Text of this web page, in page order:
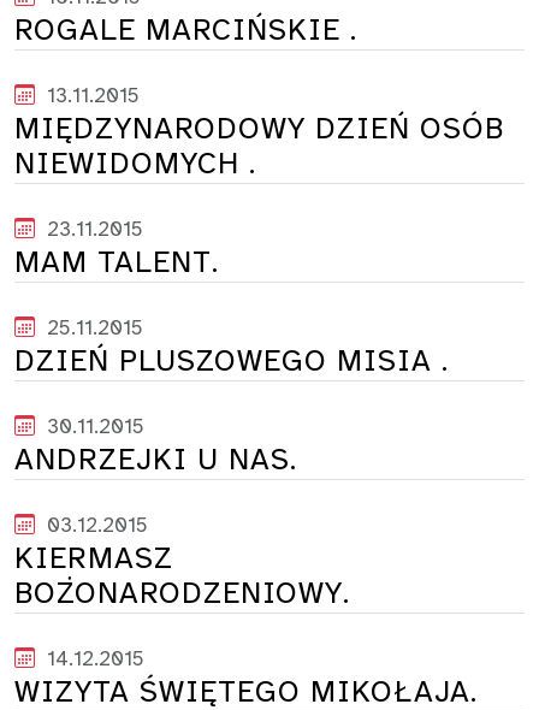
ROGALE MARCIŃSKIE .
13.11.2015
MIĘDZYNARODOWY DZIEŃ OSÓB
NIEWIDOMYCH .
23.11.2015
MAM TALENT.
25.11.2015
DZIEŃ PLUSZOWEGO MISIA .
30.11.2015
ANDRZEJKI U NAS.
03.12.2015
KIERMASZ
BOŻONARODZENIOWY.
14.12.2015
WIZYTA ŚWIĘTEGO MIKOŁAJA.